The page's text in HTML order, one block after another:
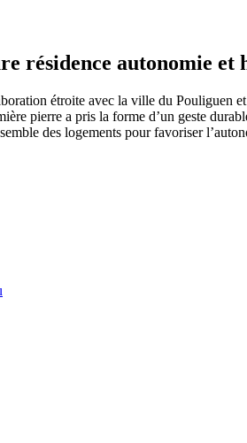
résidence autonomie
étroite avec la ville du Pouliguen
pierre a pris la forme d’un geste
des logements pour favoriser